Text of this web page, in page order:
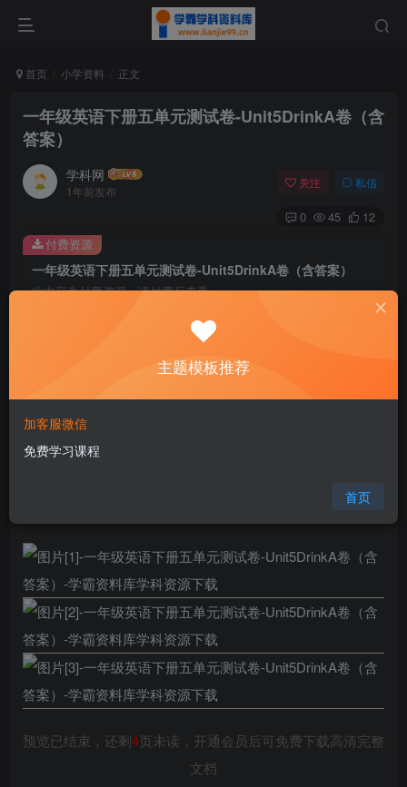
首页 小学资料 正文
一年级英语下册五单元测试卷-Unit5DrinkA卷（含
答案）
学科网
1年前发布
关注 私信
0 45 12
一年级英语下册五单元测试卷-Unit5DrinkA卷（含答案）
此内容为付费资源，请付费后查看
9.6
免费
暂时无法购买，请与站长联系
607.36 KB
付费资源
预览已结束，还剩4页未读，开通会员后可免费下载高清完整
文档
主题模板推荐
加客服微信
免费学习课程
首页